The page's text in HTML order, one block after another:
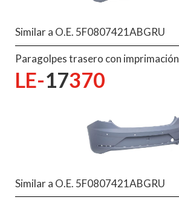
Similar a O.E. 5F0807421ABGRU
Paragolpes trasero con imprimación
LE-17370
Similar a O.E. 5F0807421ABGRU